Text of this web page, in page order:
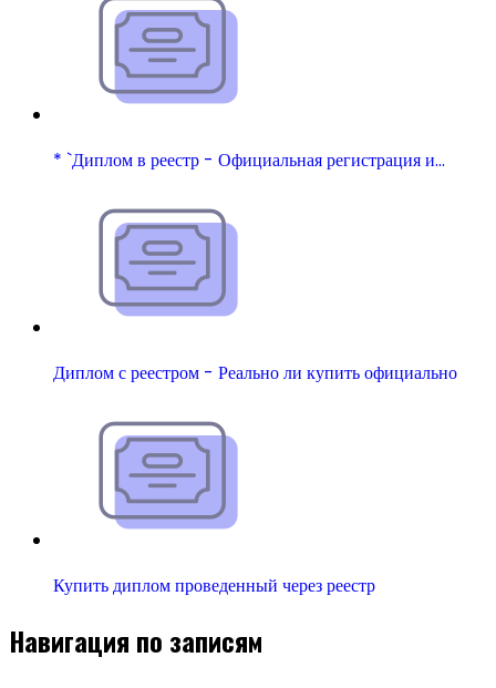
* `Диплом в реестр - Официальная регистрация и…
Диплом с реестром - Реально ли купить официально
Купить диплом проведенный через реестр
Навигация по записям